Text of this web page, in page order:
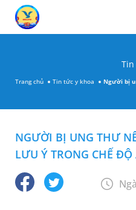
Trang chủ Tin tức y khoa Người bị ung
NGƯỜI BỊ UNG THƯ
LƯU Ý TRONG CHẾ